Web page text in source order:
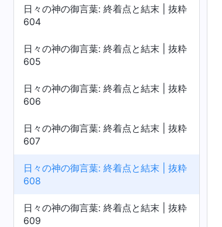
日々の神の御言葉: 終着点と結末 | 抜粋
604
日々の神の御言葉: 終着点と結末 | 抜粋
605
日々の神の御言葉: 終着点と結末 | 抜粋
606
日々の神の御言葉: 終着点と結末 | 抜粋
607
日々の神の御言葉: 終着点と結末 | 抜粋
608
日々の神の御言葉: 終着点と結末 | 抜粋
609